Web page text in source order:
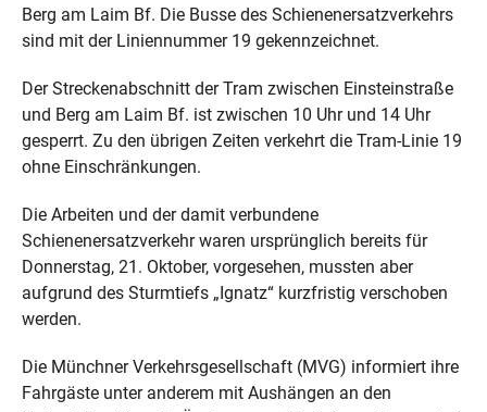
Berg am Laim Bf. Die Busse des Schienenersatzverkehrs
sind mit der Liniennummer 19 gekennzeichnet.
Der Streckenabschnitt der Tram zwischen Einsteinstraße
und Berg am Laim Bf. ist zwischen 10 Uhr und 14 Uhr
gesperrt. Zu den übrigen Zeiten verkehrt die Tram-Linie 19
ohne Einschränkungen.
Die Arbeiten und der damit verbundene
Schienenersatzverkehr waren ursprünglich bereits für
Donnerstag, 21. Oktober, vorgesehen, mussten aber
aufgrund des Sturmtiefs „Ignatz“ kurzfristig verschoben
werden.
Die Münchner Verkehrsgesellschaft (MVG) informiert ihre
Fahrgäste unter anderem mit Aushängen an den